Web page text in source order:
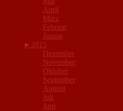
April
März
Februar
Januar
► 2015
Dezember
November
Oktober
September
August
Juli
Juni